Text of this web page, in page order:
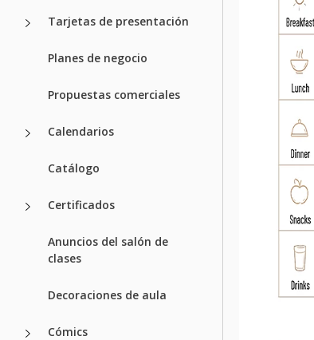
Tarjetas de presentación
Planes de negocio
Propuestas comerciales
Calendarios
Catálogo
Certificados
Anuncios del salón de
clases
Decoraciones de aula
Cómics